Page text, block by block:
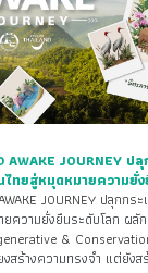
JOURNEY ป
ทยสู่หมุดหมายความยั่ง
JOURNEY ปลุกกร
ความยั่งยืนระดับโลก ผลัก
&
งสร้างความทรงจํา แต่ยัง